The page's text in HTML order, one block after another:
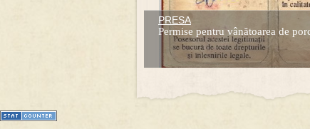
PRESA
Permise pentru vânătoarea de
Prima mea carte publicata
Averea Presedintelui: prima